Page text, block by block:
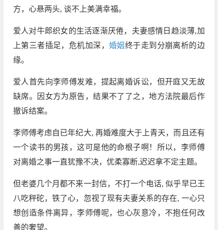
方，心悬两头, 谈不上美满幸福。
爱人对牛郎织女的生活逐渐厌倦，夫妻感情日趋淡薄,加
上第三者插足，危机加深， 婚姻终于走到分崩离析的边
缘。
爱人首先向李师傅发难，提起离婚诉讼，但开庭又无故
缺席。因女方为原告，结果不了了之，地方法院最后作
撤诉结案。
李师傅考虑自已年纪大, 再婚难度大于上青天，而且还有
一个读书的男孩，这可是他的命根子啊！所以，李师傅
对离婚之事一直犹豫不决，优柔寡断,迟迟拿不定主题。
但老婆几个月都不来一封信，不打一个电话, 似乎早已王
八吃秤砣，铁了心，忽视了现有夫妻关系的存在, 一心只
想创造条件离异，李师傅呢，也心灰意冷，不抱任何改
善的奢望。